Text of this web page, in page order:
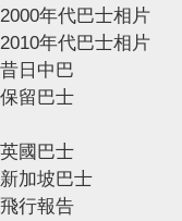
2000年代巴士相片
2010年代巴士相片
昔日中巴
保留巴士
英國巴士
新加坡巴士
飛行報告